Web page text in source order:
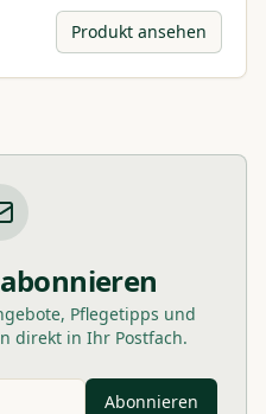
Produkt ansehen
Pflegetipps und
direkt in Ihr Postfach.
Abonnieren